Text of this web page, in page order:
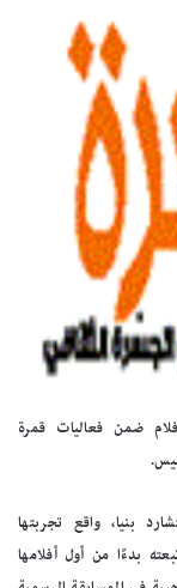
ضمن فعاليات قمرة
بنيا، واقع تجربتها
بدءًا من أول أفلامها